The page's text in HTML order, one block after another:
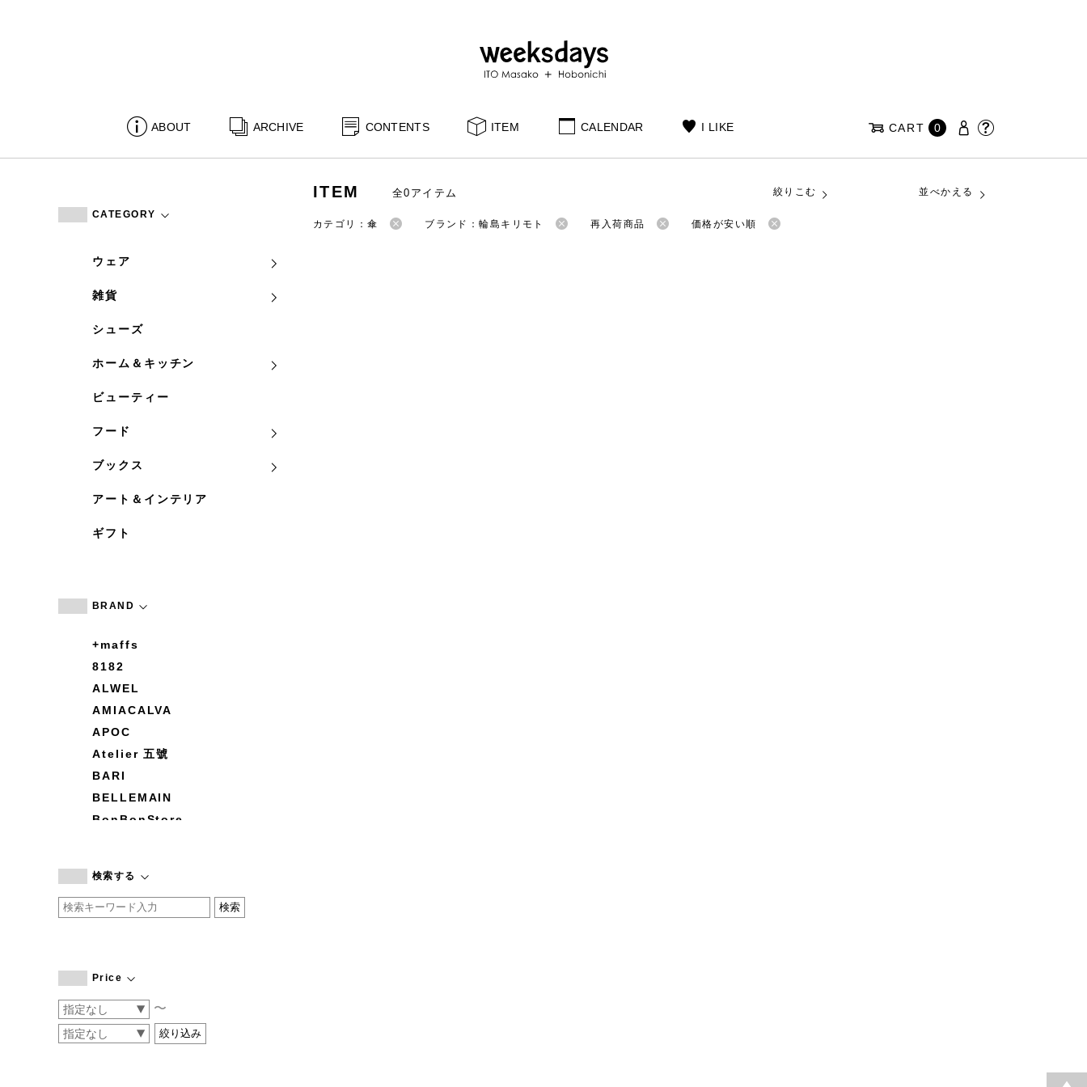
ABOUT ARCHIVE CONTENTS ITEM CALENDAR I LIKE CART 0
CATEGORY
ウェア
雑貨
シューズ
ホーム＆キッチン
ビューティー
フード
ブックス
アート＆インテリア
ギフト
BRAND
+maffs
8182
ALWEL
AMIACALVA
APOC
Atelier 五號
BARI
BELLEMAIN
BonBonStore
by basics
CATWORTH
COGTHEBIGSMOKE
CONVERSE
DEAN & DELUCA
検索する
Price
〜
ITEM 全0アイテム 絞りこむ 並べかえる
カテゴリ：傘 ブランド：輪島キリモト 再入荷商品 価格が安い順